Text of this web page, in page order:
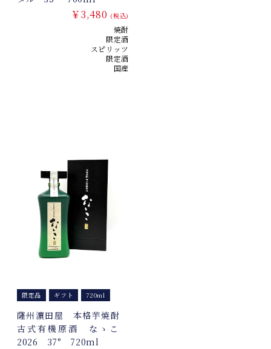
￥3,480 (税込)
焼酎
限定酒
スピリッツ
限定酒
国産
限定品 ギフト 720ml
薩州濵田屋 本格芋焼酎
古式有機原酒 なゝこ
2026 37° 720ml